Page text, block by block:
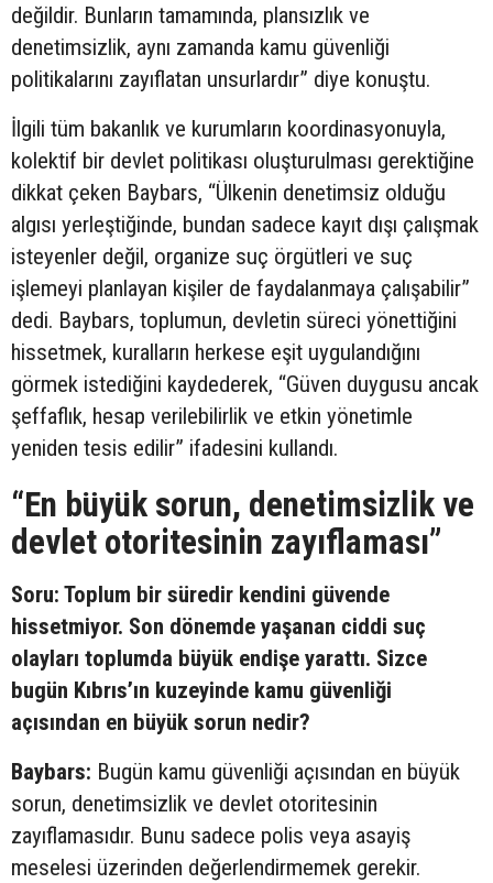
değildir. Bunların tamamında, plansızlık ve
denetimsizlik, aynı zamanda kamu güvenliği
politikalarını zayıflatan unsurlardır” diye konuştu.
İlgili tüm bakanlık ve kurumların koordinasyonuyla,
kolektif bir devlet politikası oluşturulması gerektiğine
dikkat çeken Baybars, “Ülkenin denetimsiz olduğu
algısı yerleştiğinde, bundan sadece kayıt dışı çalışmak
isteyenler değil, organize suç örgütleri ve suç
işlemeyi planlayan kişiler de faydalanmaya çalışabilir”
dedi. Baybars, toplumun, devletin süreci yönettiğini
hissetmek, kuralların herkese eşit uygulandığını
görmek istediğini kaydederek, “Güven duygusu ancak
şeffaflık, hesap verilebilirlik ve etkin yönetimle
yeniden tesis edilir” ifadesini kullandı.
“En büyük sorun, denetimsizlik ve
devlet otoritesinin zayıflaması”
Soru: Toplum bir süredir kendini güvende
hissetmiyor. Son dönemde yaşanan ciddi suç
olayları toplumda büyük endişe yarattı. Sizce
bugün Kıbrıs’ın kuzeyinde kamu güvenliği
açısından en büyük sorun nedir?
Baybars: Bugün kamu güvenliği açısından en büyük
sorun, denetimsizlik ve devlet otoritesinin
zayıflamasıdır. Bunu sadece polis veya asayiş
meselesi üzerinden değerlendirmemek gerekir.